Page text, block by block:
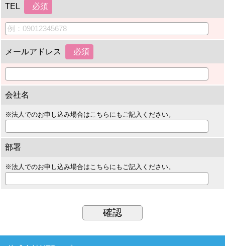
TEL
メールアドレス
会社名
※法人でのお申し込み場合はこちらにもご記入ください。
部署
※法人でのお申し込み場合はこちらにもご記入ください。